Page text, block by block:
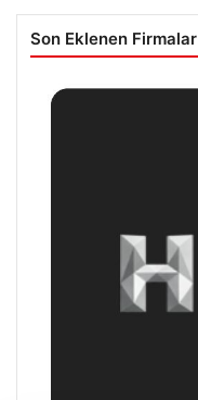
Son Eklenen Firmalar